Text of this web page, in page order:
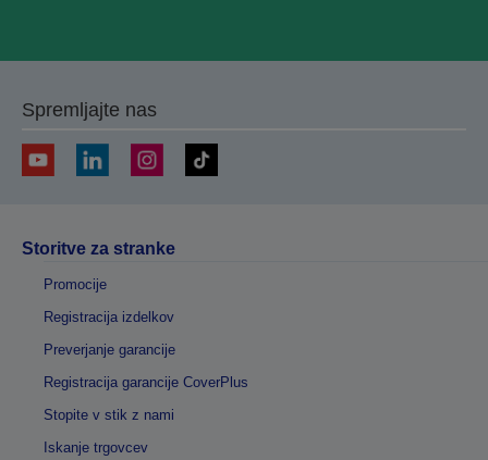
Spremljajte nas
Storitve za stranke
Promocije
Registracija izdelkov
Preverjanje garancije
Registracija garancije CoverPlus
Stopite v stik z nami
Iskanje trgovcev